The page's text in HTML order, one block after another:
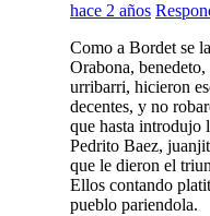
hace 2 años
Como a Bordet se
Orabona,
urribarri, hicieron
decentes, y no
que hasta introdujo
Pedrito Baez,
que le dieron el
Ellos contando
pueblo pariendola.